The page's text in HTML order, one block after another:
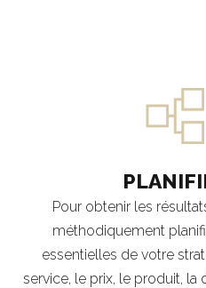
Pour obtenir les
méthodiquement
essentielles de votre
service, le prix, le produit, la